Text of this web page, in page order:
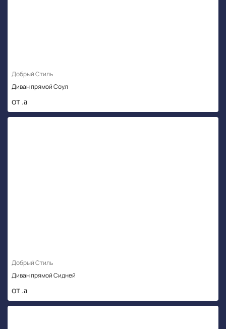
Добрый Стиль
Диван прямой Соул
от .
Добрый Стиль
Диван прямой Сидней
от .